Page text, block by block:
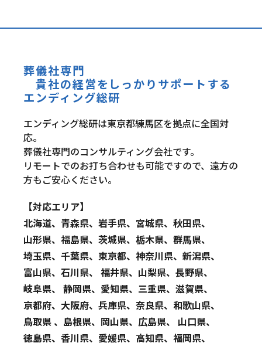
葬儀社専門
貴社の経営をしっかりサポートする
エンディング総研
エンディング総研は東京都練馬区を拠点に全国対
応。
葬儀社専門のコンサルティング会社です。
リモートでのお打ち合わせも可能ですので、遠方の
方もご安心ください。
【対応エリア】
北海道、青森県、岩手県、宮城県、秋田県、
山形県、福島県、茨城県、栃木県、群馬県、
埼玉県、千葉県、東京都、神奈川県、新潟県、
富山県、石川県、 福井県、山梨県、長野県、
岐阜県、 静岡県、愛知県、三重県、滋賀県、
京都府、大阪府、兵庫県、奈良県、和歌山県、
鳥取県 、島根県、岡山県、広島県、 山口県、
徳島県、香川県、愛媛県、高知県、福岡県、